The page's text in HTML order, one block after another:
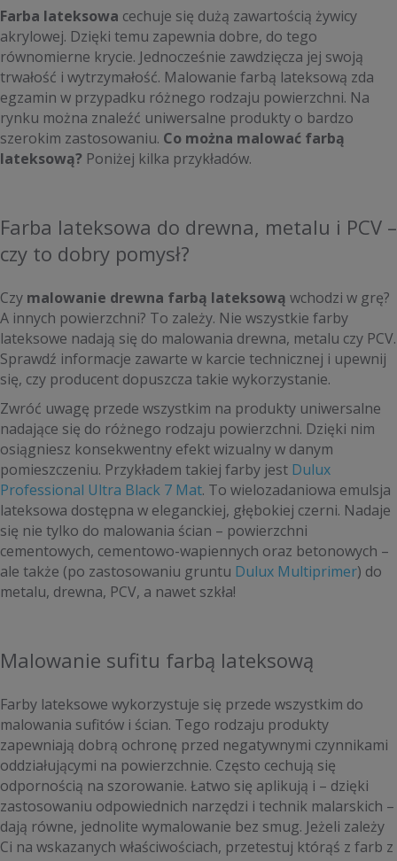
Farba lateksowa cechuje się dużą zawartością żywicy
akrylowej. Dzięki temu zapewnia dobre, do tego
równomierne krycie. Jednocześnie zawdzięcza jej swoją
trwałość i wytrzymałość. Malowanie farbą lateksową zda
egzamin w przypadku różnego rodzaju powierzchni. Na
rynku można znaleźć uniwersalne produkty o bardzo
szerokim zastosowaniu. Co można malować farbą
lateksową? Poniżej kilka przykładów.
Farba lateksowa do drewna, metalu i PCV –
czy to dobry pomysł?
Czy malowanie drewna farbą lateksową wchodzi w grę?
A innych powierzchni? To zależy. Nie wszystkie farby
lateksowe nadają się do malowania drewna, metalu czy PCV.
Sprawdź informacje zawarte w karcie technicznej i upewnij
się, czy producent dopuszcza takie wykorzystanie.
Zwróć uwagę przede wszystkim na produkty uniwersalne
nadające się do różnego rodzaju powierzchni. Dzięki nim
osiągniesz konsekwentny efekt wizualny w danym
pomieszczeniu. Przykładem takiej farby jest Dulux
Professional Ultra Black 7 Mat. To wielozadaniowa emulsja
lateksowa dostępna w eleganckiej, głębokiej czerni. Nadaje
się nie tylko do malowania ścian – powierzchni
cementowych, cementowo-wapiennych oraz betonowych –
ale także (po zastosowaniu gruntu Dulux Multiprimer) do
metalu, drewna, PCV, a nawet szkła!
Malowanie sufitu farbą lateksową
Farby lateksowe wykorzystuje się przede wszystkim do
malowania sufitów i ścian. Tego rodzaju produkty
zapewniają dobrą ochronę przed negatywnymi czynnikami
oddziałującymi na powierzchnie. Często cechują się
odpornością na szorowanie. Łatwo się aplikują i – dzięki
zastosowaniu odpowiednich narzędzi i technik malarskich –
dają równe, jednolite wymalowanie bez smug. Jeżeli zależy
Ci na wskazanych właściwościach, przetestuj którąś z farb z